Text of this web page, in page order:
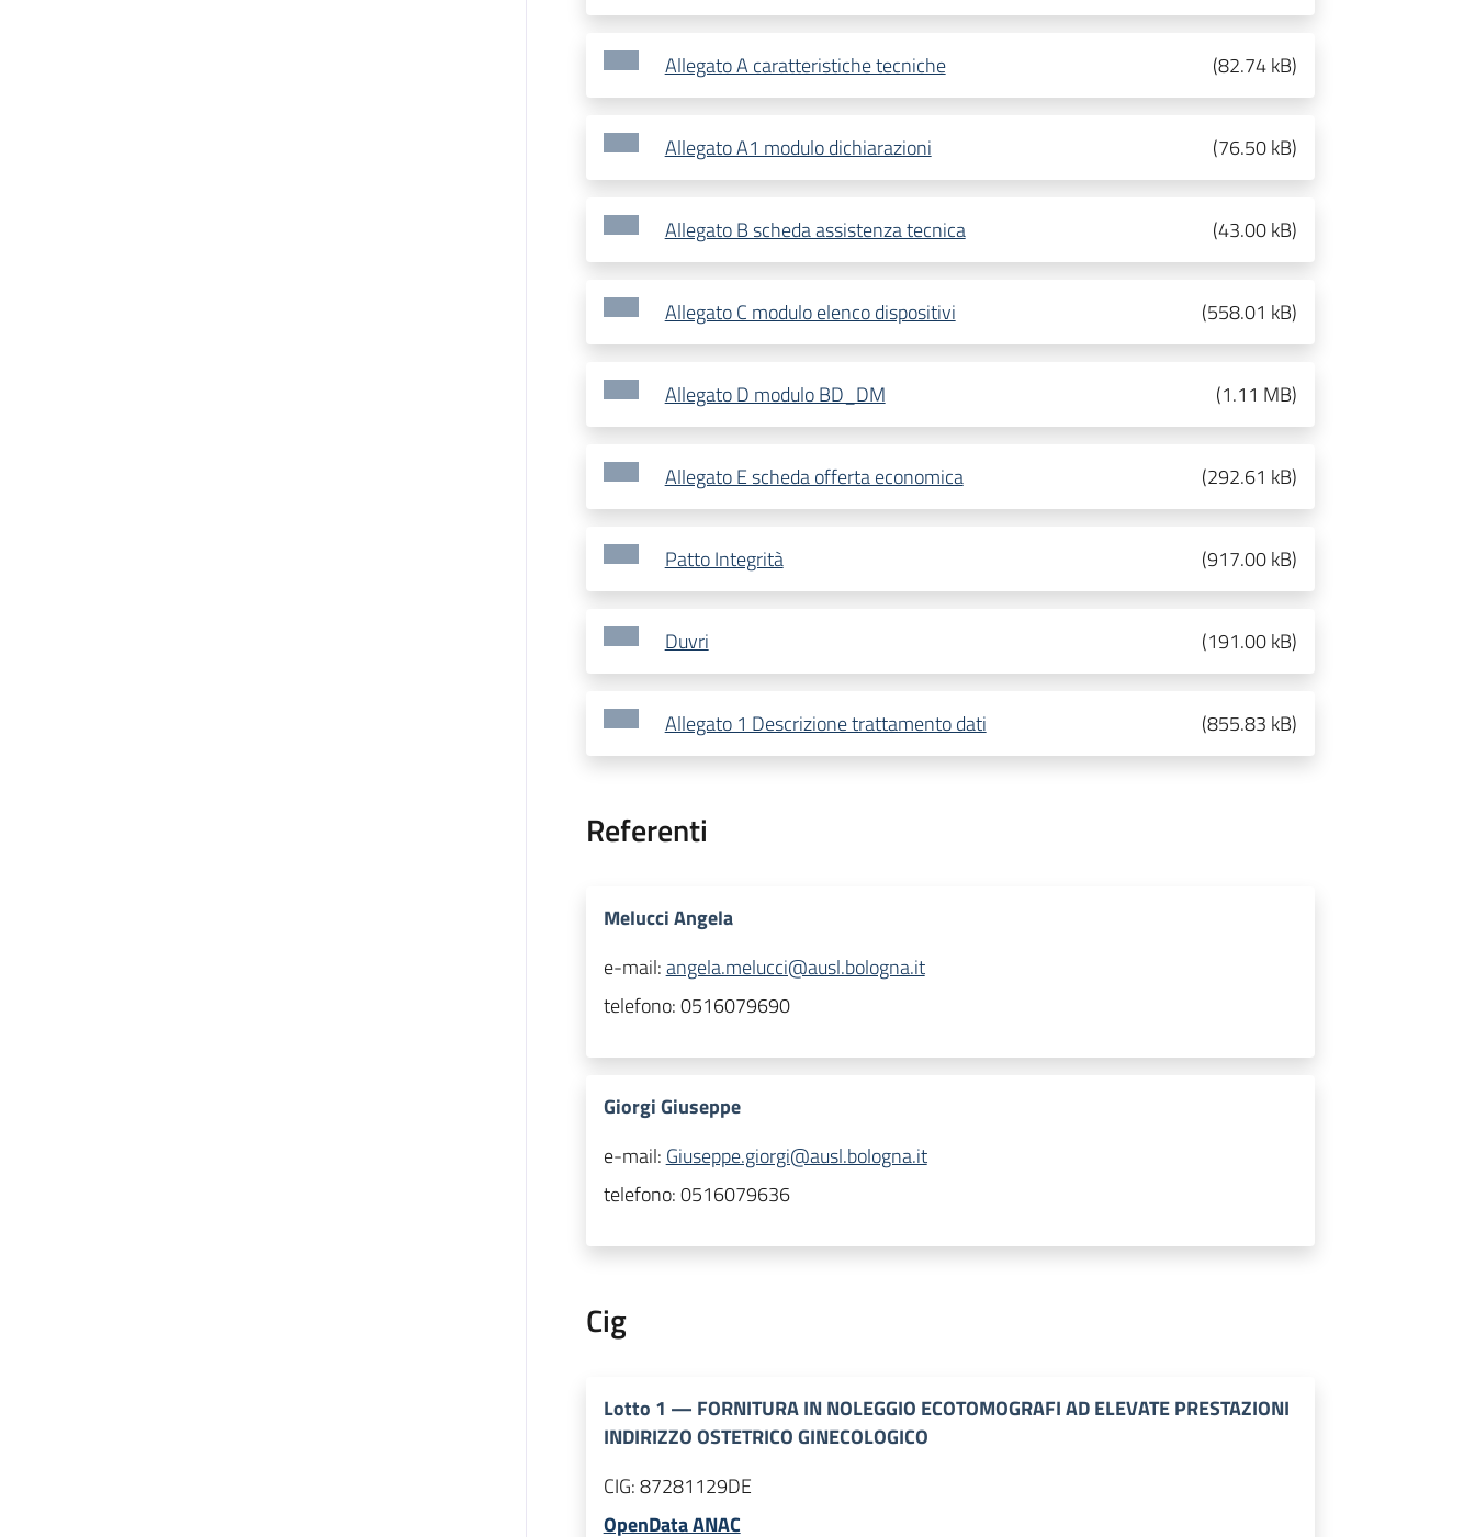
Allegato A caratteristiche tecniche (82.74 kB)
Allegato A1 modulo dichiarazioni (76.50 kB)
Allegato B scheda assistenza tecnica (43.00 kB)
Allegato C modulo elenco dispositivi (558.01 kB)
Allegato D modulo BD_DM (1.11 MB)
Allegato E scheda offerta economica (292.61 kB)
Patto Integrità (917.00 kB)
Duvri (191.00 kB)
Allegato 1 Descrizione trattamento dati (855.83 kB)
Referenti
Melucci Angela
e-mail:angela.melucci@ausl.bologna.it
telefono:0516079690
Giorgi Giuseppe
e-mail: Giuseppe.giorgi@ausl.bologna.it
telefono:0516079636
Cig
Lotto 1 — FORNITURA IN NOLEGGIO ECOTOMOGRAFI AD ELEVATE PRESTAZIONI
INDIRIZZO OSTETRICO GINECOLOGICO
CIG:87281129DE
OpenData ANAC